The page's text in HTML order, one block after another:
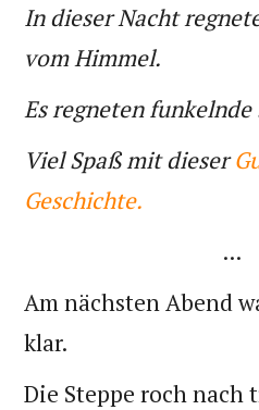
In dieser Nacht
vom Himmel.
Es regneten
Viel Spaß mit dieser
Geschichte.
...
Am nächsten Abend
klar.
Die Steppe roch nach